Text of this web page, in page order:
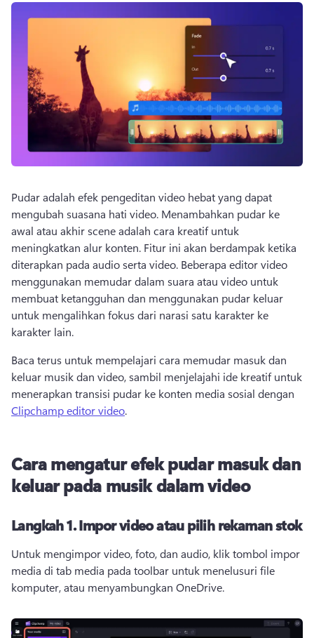
Pudar adalah efek pengeditan video hebat yang dapat
mengubah suasana hati video. Menambahkan pudar ke
awal atau akhir scene adalah cara kreatif untuk
meningkatkan alur konten. Fitur ini akan berdampak ketika
diterapkan pada audio serta video. Beberapa editor video
menggunakan memudar dalam suara atau video untuk
membuat ketangguhan dan menggunakan pudar keluar
untuk mengalihkan fokus dari narasi satu karakter ke
karakter lain.
Baca terus untuk mempelajari cara memudar masuk dan
keluar musik dan video, sambil menjelajahi ide kreatif untuk
menerapkan transisi pudar ke konten media sosial dengan
Clipchamp editor video.
Cara mengatur efek pudar masuk dan
keluar pada musik dalam video
Langkah 1.Impor video atau pilih rekaman stok
Untuk mengimpor video, foto, dan audio, klik tombol impor
media di tab media pada toolbar untuk menelusuri file
komputer, atau menyambungkan OneDrive.